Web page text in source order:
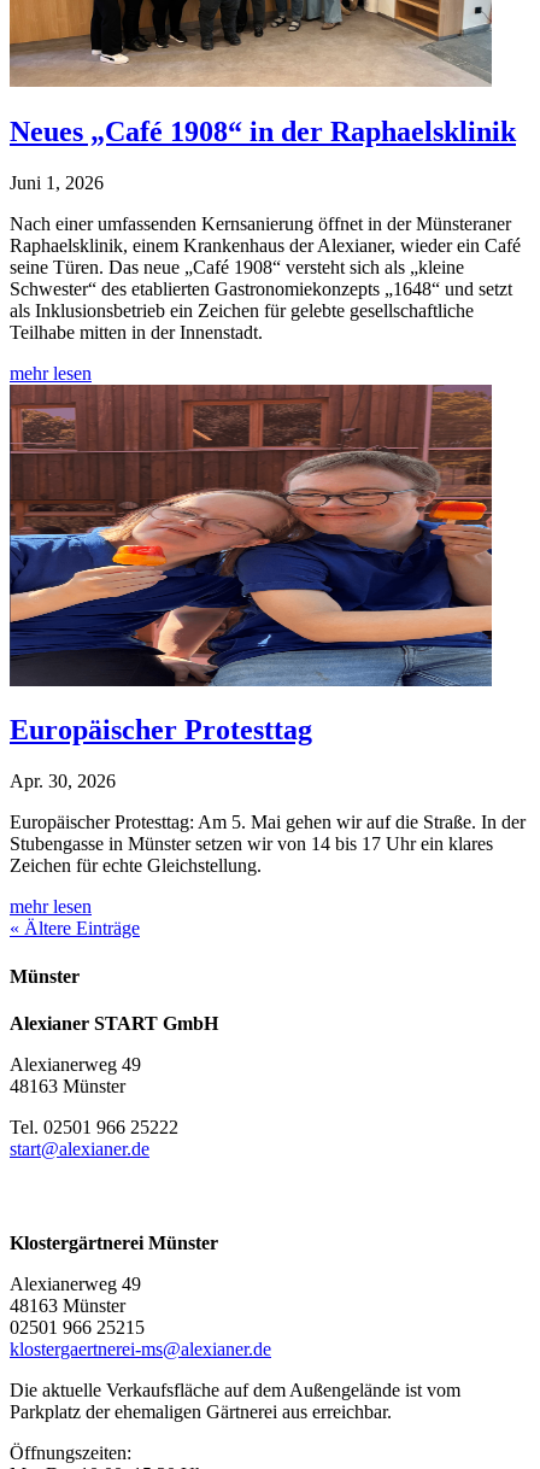
Neues „Café 1908“ in der Raphaelsklinik
Juni 1, 2026
Nach einer umfassenden Kernsanierung öffnet in der Münsteraner
Raphaelsklinik, einem Krankenhaus der Alexianer, wieder ein Café
seine Türen. Das neue „Café 1908“ versteht sich als „kleine
Schwester“ des etablierten Gastronomiekonzepts „1648“ und setzt
als Inklusionsbetrieb ein Zeichen für gelebte gesellschaftliche
Teilhabe mitten in der Innenstadt.
mehr lesen
Europäischer Protesttag
Apr. 30, 2026
Europäischer Protesttag: Am 5. Mai gehen wir auf die Straße. In der
Stubengasse in Münster setzen wir von 14 bis 17 Uhr ein klares
Zeichen für echte Gleichstellung.
mehr lesen
« Ältere Einträge
Münster
Alexianer START GmbH
Alexianerweg 49
48163 Münster
Tel. 02501 966 25222
start@alexianer.de
Klostergärtnerei Münster
Alexianerweg 49
48163 Münster
02501 966 25215
klostergaertnerei-ms@alexianer.de
Die aktuelle Verkaufsfläche auf dem Außengelände ist vom
Parkplatz der ehemaligen Gärtnerei aus erreichbar.
Öffnungszeiten: